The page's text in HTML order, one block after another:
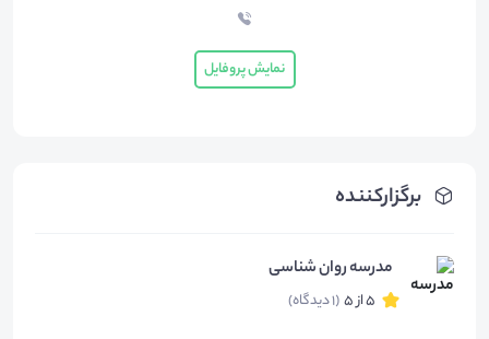
برگزارکننده
مدرسه روان شناسی
5 از 5 (1 دیدگاه)
نمایش پروفایل